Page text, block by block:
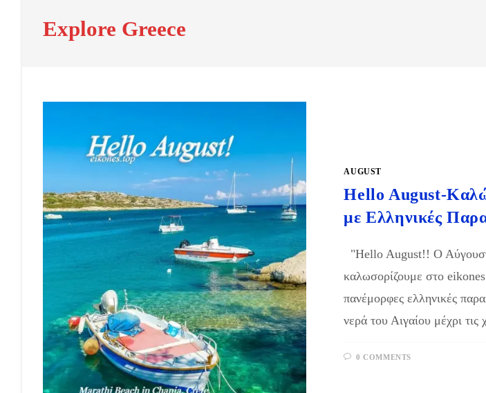
Explore Greece
AUGUST
Hello August-
με Ελληνικές
"Hello August!! Ο
καλωσορίζουμε στο
πανέμορφες ελληνικές
νερά του Αιγαίου μέχρι
0 COMMENTS